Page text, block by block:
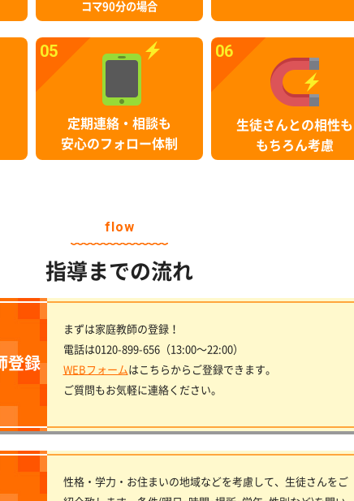
コマ90分の場合
05
定期連絡・相談も
安心のフォロー体制
06
生徒さんとの相性も
もちろん考慮
flow
指導までの流れ
登録
まずは家庭教師の登録！
電話は0120-899-656（13:00〜22:00）
WEBフォームはこちらからご登録できます。
ご質問もお気軽に連絡ください。
性格・学力・お住まいの地域などを考慮して、生徒さんをご